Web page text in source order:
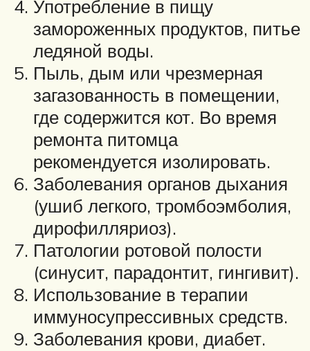
Употребление в пищу
замороженных продуктов, питье
ледяной воды.
Пыль, дым или чрезмерная
загазованность в помещении,
где содержится кот. Во время
ремонта питомца
рекомендуется изолировать.
Заболевания органов дыхания
(ушиб легкого, тромбоэмболия,
дирофилляриоз).
Патологии ротовой полости
(синусит, парадонтит, гингивит).
Использование в терапии
иммуносупрессивных средств.
Заболевания крови, диабет.